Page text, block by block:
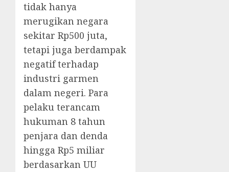
tidak hanya
merugikan negara
sekitar Rp500 juta,
tetapi juga berdampak
negatif terhadap
industri garmen
dalam negeri. Para
pelaku terancam
hukuman 8 tahun
penjara dan denda
hingga Rp5 miliar
berdasarkan UU